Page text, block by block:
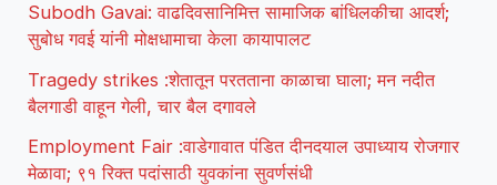
Subodh Gavai: वाढदिवसानिमित्त सामाजिक बांधिलकीचा आदर्श;
सुबोध गवई यांनी मोक्षधामाचा केला कायापालट
Tragedy strikes :शेतातून परतताना काळाचा घाला; मन नदीत
बैलगाडी वाहून गेली, चार बैल दगावले
Employment Fair :वाडेगावात पंडित दीनदयाल उपाध्याय रोजगार
मेळावा; ९१ रिक्त पदांसाठी युवकांना सुवर्णसंधी